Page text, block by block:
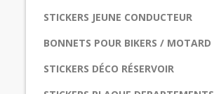
STICKERS JEUNE CONDUCTEUR
BONNETS POUR BIKERS / MOTARD
STICKERS DÉCO RÉSERVOIR